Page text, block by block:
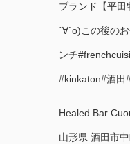
ブランド【平
´∀`о)この後の
ンチ
#kinkaton#酒田
Healed Bar
山形県 酒田市